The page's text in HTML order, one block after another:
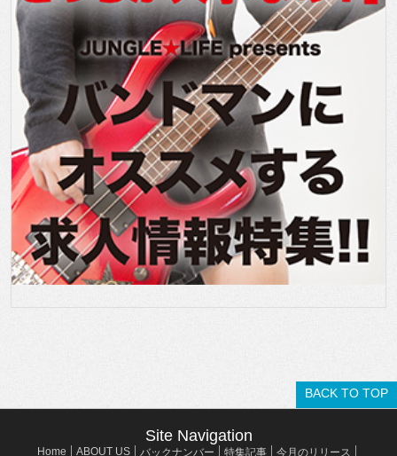
BACK TO TOP
Site Navigation
Home ABOUT US バックナンバー 特集記事 今月のリリース